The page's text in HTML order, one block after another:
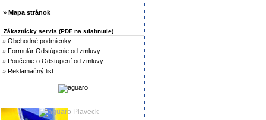
» Mapa stránok
Zákaznícky servis (PDF na stiahnutie)
» Obchodné podmienky
» Formulár Odstúpenie od zmluvy
» Poučenie o Odstupení od zmluvy
» Reklamačný list